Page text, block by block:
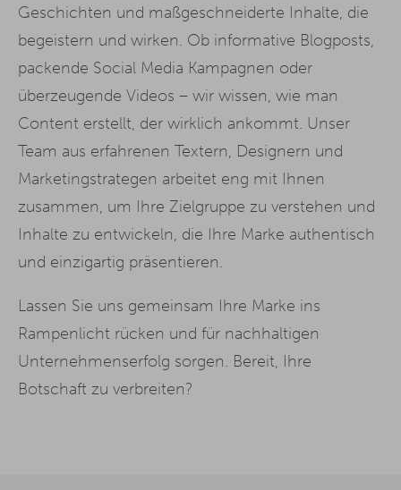
Geschichten und maßgeschneiderte Inhalte, die
begeistern und wirken. Ob informative Blogposts,
packende Social Media Kampagnen oder
überzeugende Videos – wir wissen, wie man
Content erstellt, der wirklich ankommt. Unser
Team aus erfahrenen Textern, Designern und
Marketingstrategen arbeitet eng mit Ihnen
zusammen, um Ihre Zielgruppe zu verstehen und
Inhalte zu entwickeln, die Ihre Marke authentisch
und einzigartig präsentieren.
Lassen Sie uns gemeinsam Ihre Marke ins
Rampenlicht rücken und für nachhaltigen
Unternehmenserfolg sorgen. Bereit, Ihre
Botschaft zu verbreiten?